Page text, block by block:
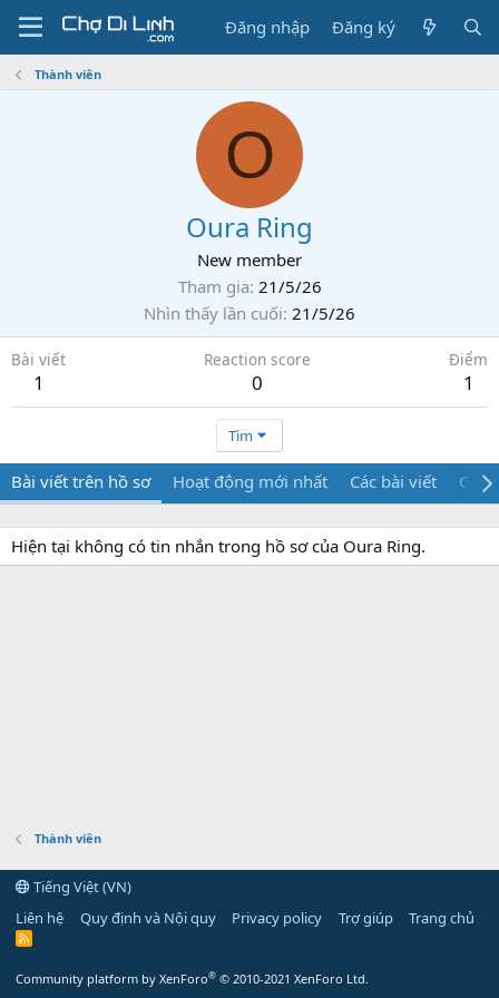
Đăng nhập Đăng ký
Thành viên
O
Oura Ring
New member
Tham gia 21/5/26
Nhìn thấy lần cuối 21/5/26
Bài viết
1
Reaction score
0
Điểm
1
Tìm
Bài viết trên hồ sơ Hoạt động mới nhất Các bài viết Giới
Hiện tại không có tin nhắn trong hồ sơ của Oura Ring.
Thành viên
Tiếng Việt (VN)
Liên hệ
Quy định và Nội quy Privacy policy Trợ giúp Trang chủ
R
Community platform by XenForo® © 2010-2021 XenForo Ltd.